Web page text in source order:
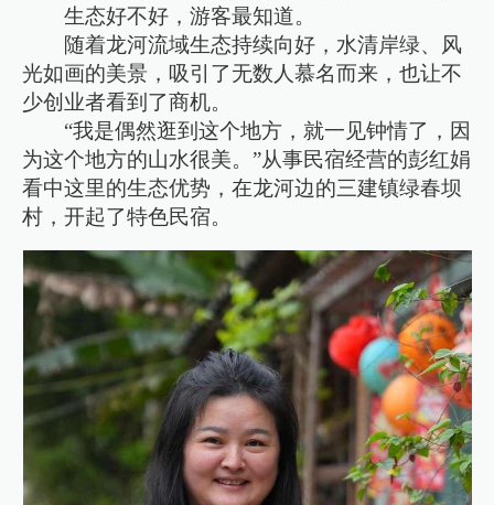
生态好不好，游客最知道。
随着龙河流域生态持续向好，水清岸绿、风
光如画的美景，吸引了无数人慕名而来，也让不
少创业者看到了商机。
“我是偶然逛到这个地方，就一见钟情了，因
为这个地方的山水很美。”从事民宿经营的彭红娟
看中这里的生态优势，在龙河边的三建镇绿春坝
村，开起了特色民宿。